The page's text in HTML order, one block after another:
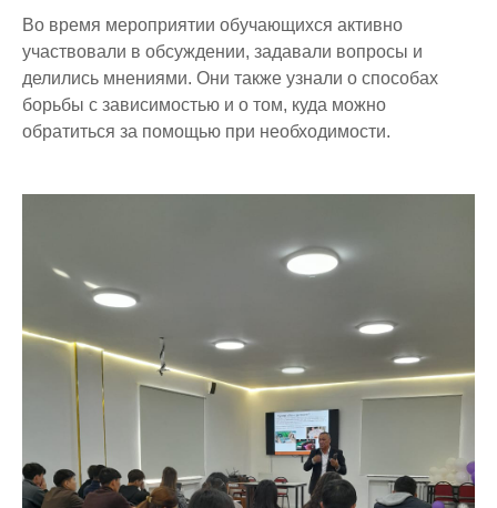
Отдел офис регистратора
Отдел дистанционных образовательных технологий
Центр тестирования
Центр неформального и дополнительного образования
Студенческие научные конференции
Неформальное обучение
Массовые открытые онлайн-курсы
Бизнес инкубатор
Во время мероприятии обучающихся активно
участвовали в обсуждении, задавали вопросы и
делились мнениями. Они также узнали о способах
борьбы с зависимостью и о том, куда можно
обратиться за помощью при необходимости.